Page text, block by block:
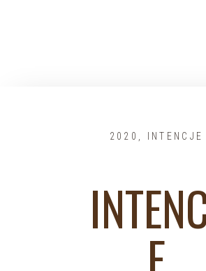
2020 INTENCJE